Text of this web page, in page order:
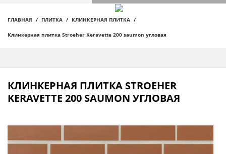
ГЛАВНАЯ ПЛИТКА КЛИНКЕРНАЯ ПЛИТКА
Клинкерная плитка Stroeher Keravette 200 saumon угловая
КЛИНКЕРНАЯ ПЛИТКА STROEHER
KERAVETTE 200 SAUMON УГЛОВАЯ